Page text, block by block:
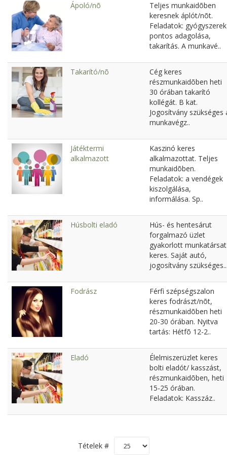
Ápoló/nõ
Teljes munkaidõben
keresnek áplót/nõt.
Feladatok: gyógyszerek
pontos adagolása,
takarítás. A munkavé..
Takarító/nõ
Cég keres
részmunkaidõben heti
30 órában takarító
kollégát. B kat.
Jogosítvány szükséges
munkavégz..
Játéktermi
alkalmazott
Kaszinó keres
alkalmazottat. Teljes
munkaidõben.
Feladatok: a vendégek
kiszolgálása,
informálása. Sp..
Húsbolti eladó
Hús- és hentesárut
forgalmazó üzlet
gyakorlott munkatársat
keres. Saját autó,
jogosítvány
Fodrász
Férfi szépségszalon
keres fodrászt/nõt,
részmunkaidõben heti
20-30 órában. Nyitva
tartás: Hétfõ 12-2..
Eladó
Élelmiszerüzlet keres
bolti eladót/ kasszást,
részmunkaidõben, heti
15-25 órában.
Feladatok: Kasszáz..
Tételek #